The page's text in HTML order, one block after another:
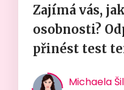
Zajímá vás,
osobnosti?
přinést test
Michaela